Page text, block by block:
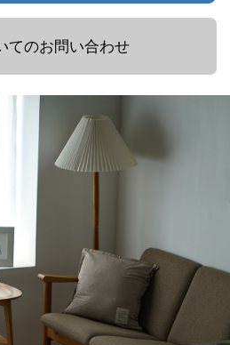
てのお問い合わせ